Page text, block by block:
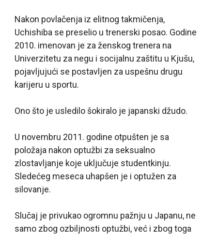
Nakon povlačenja iz elitnog takmičenja,
Uchishiba se preselio u trenerski posao. Godine
2010. imenovan je za ženskog trenera na
Univerzitetu za negu i socijalnu zaštitu u Kjušu,
pojavljujući se postavljen za uspešnu drugu
karijeru u sportu.
Ono što je usledilo šokiralo je japanski džudo.
U novembru 2011. godine otpušten je sa
položaja nakon optužbi za seksualno
zlostavljanje koje uključuje studentkinju.
Sledećeg meseca uhapšen je i optužen za
silovanje.
Slučaj je privukao ogromnu pažnju u Japanu, ne
samo zbog ozbiljnosti optužbi, već i zbog toga